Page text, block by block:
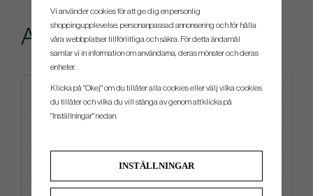
Andra köpte även
Vi använder cookies för att ge dig en personlig
shoppingupplevelse, personanpassad annonsering och för hålla
våra webbplatser tillförlitliga och säkra. För detta ändamål
samlar vi in information om användarna, deras mönster och deras
enheter.
Klicka på "Okej" om du tillåter alla cookies eller välj vilka cookies
du tillåter och vilka du vill stänga av genom att klicka på
"Inställningar" nedan.
INSTÄLLNINGAR